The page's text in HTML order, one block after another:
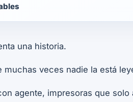
una historia.
muchas veces nadie la está
agente, impresoras que